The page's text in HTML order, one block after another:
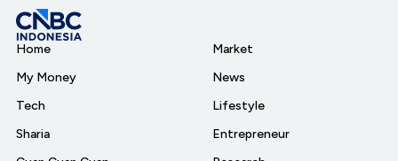
Home
My Money
Tech
Sharia
Market
News
Lifestyle
Entrepreneur